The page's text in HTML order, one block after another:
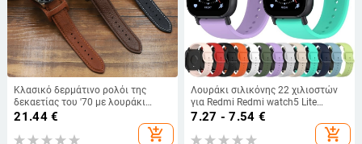
Κλασικό δερμάτινο ρολόι της
δεκαετίας του '70 με λουράκι
BUND από αντιμεταλλικό δέρμα
21.44€
add_shopping_cart
Λουράκι σιλικόνης 22 χιλιοστών
για Redmi Redmi watch5 Lite
Ανταλλακτικό βραχιόλι Redmi 5
7.27 - 7.54 €
add_shopping_cart